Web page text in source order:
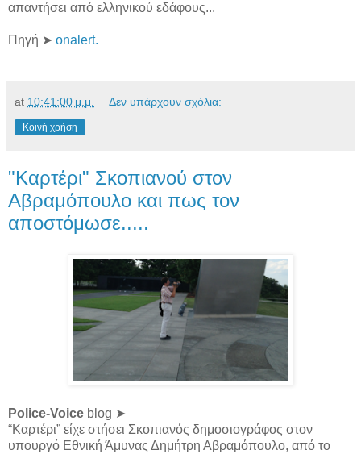
απαντήσει από ελληνικού εδάφους...
Πηγή ➤ onalert.
at 10:41:00 μ.μ. Δεν υπάρχουν σχόλια:
Κοινή χρήση
"Καρτέρι" Σκοπιανού στον
Αβραμόπουλο και πως τον
αποστόμωσε.....
Police-Voice blog ➤
“Καρτέρι” είχε στήσει Σκοπιανός δημοσιογράφος στον
υπουργό Εθνική Άμυνας Δημήτρη Αβραμόπουλο, από το